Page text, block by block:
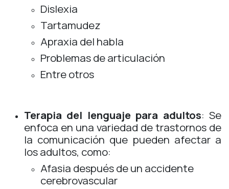
Dislexia
Tartamudez
Apraxia del habla
Problemas de articulación
Entre otros
Terapia del lenguaje para adultos: Se
enfoca en una variedad de trastornos de
la comunicación que pueden afectar a
los adultos, como:
Afasia después de un accidente
cerebrovascular